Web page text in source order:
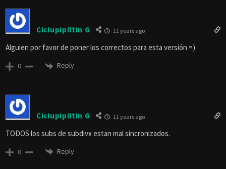
Ciciupipiltin G 11 years ago
Alguien por favor de poner los correctos para esta versión =)
0 Reply
Ciciupipiltin G 11 years ago
TODOS los subs de subdivx estan mal sincronizados.
0 Reply